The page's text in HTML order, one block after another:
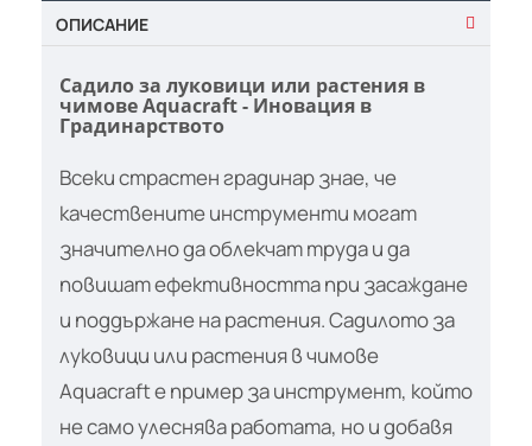
ОПИСАНИЕ
Садило за луковици или растения в
чимове Aquacraft - Иновация в
Градинарството
Всеки страстен градинар знае, че
качествените инструменти могат
значително да облекчат труда и да
повишат ефективността при засаждане
и поддържане на растения. Садилото за
луковици или растения в чимове
Aquacraft е пример за инструмент, който
не само улеснява работата, но и добавя